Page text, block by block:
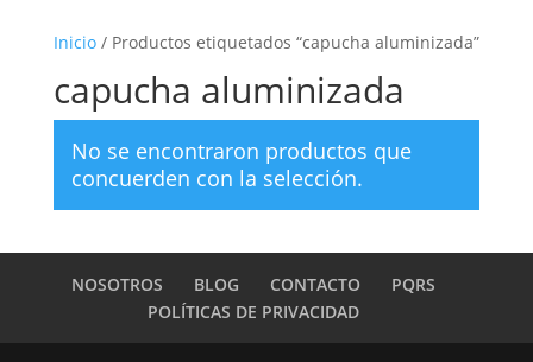
Inicio/ Productos etiquetados “capucha aluminizada”
capucha aluminizada
No se encontraron productos que
concuerden con la selección.
NOSOTROS BLOG CONTACTO
PQRS
POLÍTICAS DE PRIVACIDAD